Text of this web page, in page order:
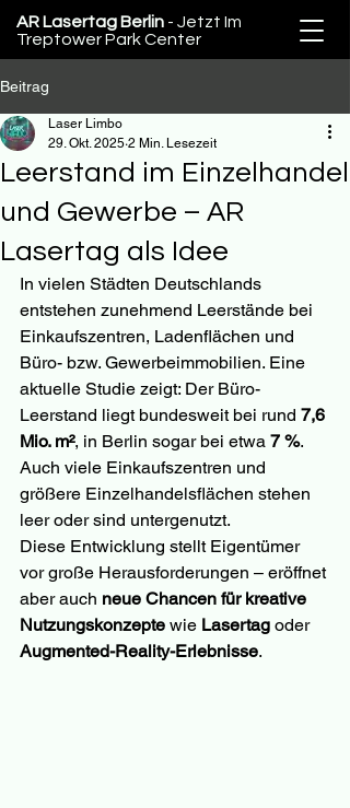
AR Lasertag Berlin - Jetzt Im
Treptower Park Center
Beitrag
Leerstand im Einzelhandel
und Gewerbe – AR
Lasertag als Idee
Laser Limbo
29. Okt. 2025 2 Min. Lesezeit
In vielen Städten Deutschlands
entstehen zunehmend Leerstände bei
Einkaufszentren, Ladenflächen und
Büro- bzw. Gewerbeimmobilien. Eine
aktuelle Studie zeigt: Der Büro-
Leerstand liegt bundesweit bei rund 7,6
Mio. m², in Berlin sogar bei etwa 7 %.
Auch viele Einkaufszentren und
größere Einzelhandelsflächen stehen
leer oder sind untergenutzt.
Diese Entwicklung stellt Eigentümer
vor große Herausforderungen – eröffnet
aber auch neue Chancen für kreative
Nutzungskonzepte wie Lasertag oder
Augmented-Reality-Erlebnisse.